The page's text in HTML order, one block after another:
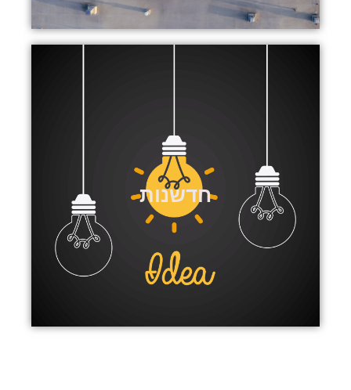
חדשנות
חדשנות בארגונים
תהליכי חדשנות והטמעת טכנולוגיות וכלים מתקדמים הם אינם
נחלתם של חברות הייטק וסטארט-אפ בלבד. אנו מומחים בהטמעת
תהליכים וכלים חדשניים וטכנולוגיים בכל סוגי הארגונים במטרה
להגדיל את היעילות הארגונית, לחסוך זמן ולהגדיל רווחיות עסקית.
כמו כן, מקצועיים בהטמעה והצמחת תהליכי יזמות בארגון